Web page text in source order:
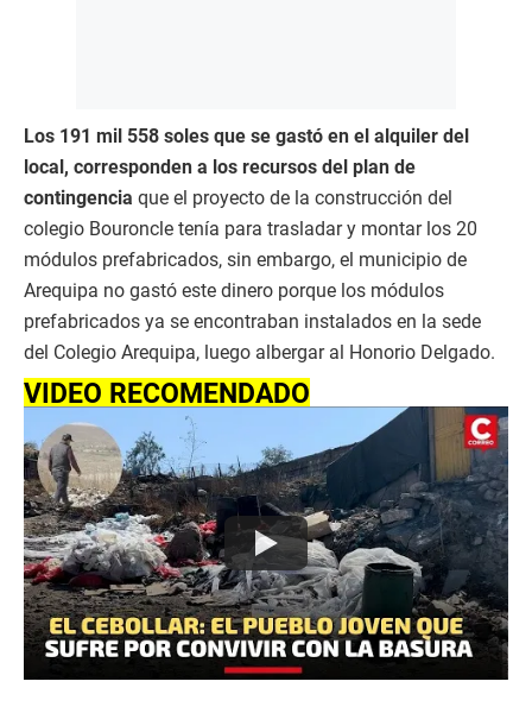
Los 191 mil 558 soles que se gastó en el alquiler del
local, corresponden a los recursos del plan de
contingencia que el proyecto de la construcción del
colegio Bouroncle tenía para trasladar y montar los 20
módulos prefabricados, sin embargo, el municipio de
Arequipa no gastó este dinero porque los módulos
prefabricados ya se encontraban instalados en la sede
del Colegio Arequipa, luego albergar al Honorio Delgado.
VIDEO RECOMENDADO